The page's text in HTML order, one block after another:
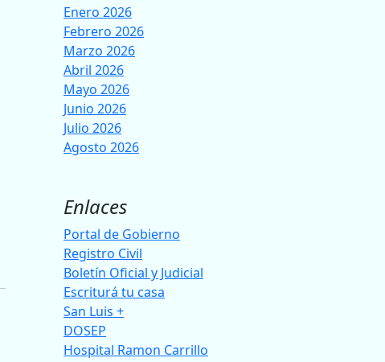
Enero 2026
Febrero 2026
Marzo 2026
Abril 2026
Mayo 2026
Junio 2026
Julio 2026
Agosto 2026
Enlaces
Portal de Gobierno
Registro Civil
Boletín Oficial y Judicial
Escriturá tu casa
San Luis +
DOSEP
Hospital Ramon Carrillo